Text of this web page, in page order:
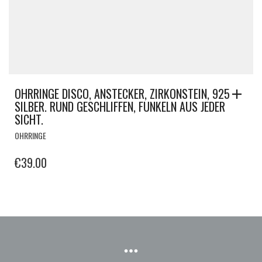
OHRRINGE DISCO, ANSTECKER, ZIRKONSTEIN, 925
SILBER. RUND GESCHLIFFEN, FUNKELN AUS JEDER
SICHT.
OHRRINGE
€39.00